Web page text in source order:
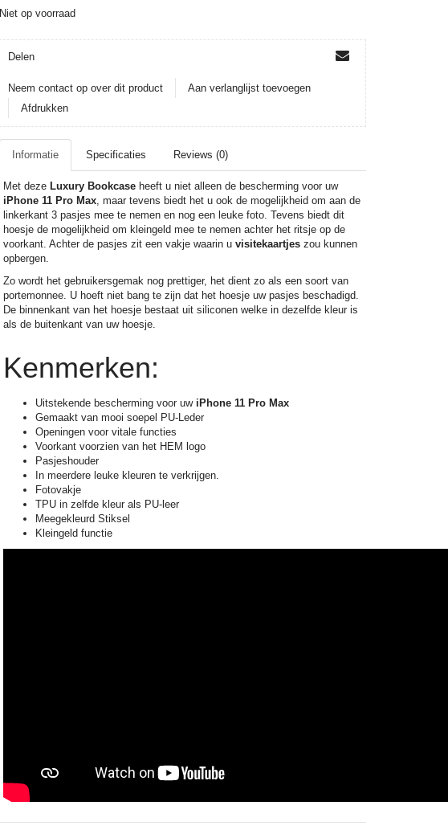
Niet op voorraad
Delen
Neem contact op over dit product
Aan verlanglijst toevoegen
Afdrukken
Informatie Specificaties Reviews (0)
Met deze Luxury Bookcaseheeft u niet alleen de bescherming voor uw
iPhone 11 Pro Max, maar tevens biedt het u ook de mogelijkheid om aan de
linkerkant 3 pasjes mee te nemen en nog een leuke foto. Tevens biedt dit
hoesje de mogelijkheid om kleingeld mee te nemen achter het ritsje op de
voorkant. Achter de pasjes zit een vakje waarin u visitekaartjeszou kunnen
opbergen.
Zo wordt het gebruikersgemak nog prettiger, het dient zo als een soort van
portemonnee. U hoeft niet bang te zijn dat het hoesje uw pasjes beschadigd.
De binnenkant van het hoesje bestaat uit siliconen welke in dezelfde kleur is
als de buitenkant van uw hoesje.
Kenmerken:
Uitstekende bescherming voor uw iPhone 11 Pro Max
Gemaakt van mooi soepel PU-Leder
Openingen voor vitale functies
Voorkant voorzien van het HEM logo
Pasjeshouder
In meerdere leuke kleuren te verkrijgen.
Fotovakje
TPU in zelfde kleur als PU-leer
Meegekleurd Stiksel
Kleingeld functie